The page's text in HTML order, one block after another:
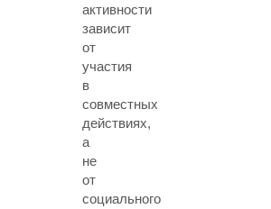
активности
зависит
от
участия
в
совместных
действиях,
а
не
от
социального